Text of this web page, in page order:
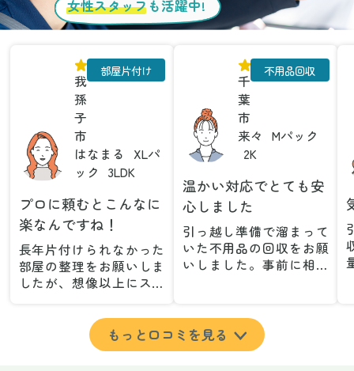
女性スタッフ も活躍中!
我
孫
子
市
はなまる
XLパ
ック
3LDK
部屋片付け
プロに頼むとこんなに
楽なんですね！
長年片付けられなかった
部屋の整理をお願いしま
したが、想像以上にスム
が集めた物や古い家具が
多く、自分たちだけでは
どうにもならない状態で
千
葉
市
来々
Mパック
2K
不用品回収
温かい対応でとても安
心しました
引っ越し準備で溜まって
いた不用品の回収をお願
いしました。事前に相談
とができました。特に、
古い家具や壊れた家電な
ど、処分が難しいものが
もっと口コミを見る